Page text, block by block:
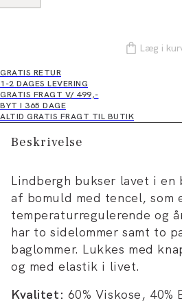
Læg i
GRATIS RETUR
1-2 DAGES LEVERING
GRATIS FRAGT V/ 499,-
BYT I 365 DAGE
ALTID GRATIS FRAGT TIL BUTIK
Beskrivelse
Lindbergh bukser lavet i en
af bomuld med tencel, som
temperaturregulerende og
har to sidelommer samt to
baglommer. Lukkes med
og med elastik i livet.
Kvalitet: 60% Viskose, 40%